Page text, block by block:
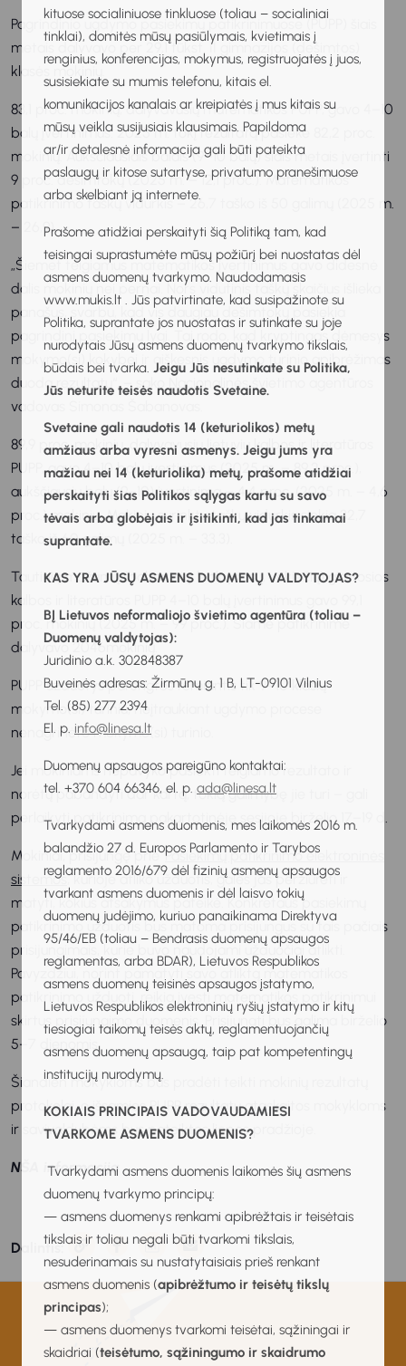
kituose socialiniuose tinkluose (toliau – socialiniai
tinklai), domitės mūsų pasiūlymais, kvietimais į
renginius, konferencijas, mokymus, registruojatės į juos,
susisiekiate su mumis telefonu, kitais el.
komunikacijos kanalais ar kreipiatės į mus kitais su
mūsų veikla susijusiais klausimais. Papildoma
ar/ir detalesnė informacija gali būti pateikta
paslaugų ir kitose sutartyse, privatumo pranešimuose
arba skelbiant ją internete.
Prašome atidžiai perskaityti šią Politiką tam, kad
teisingai suprastumėte mūsų požiūrį bei nuostatas dėl
asmens duomenų tvarkymo. Naudodamasis
www.mukis.lt . Jūs patvirtinate, kad susipažinote su
Politika, suprantate jos nuostatas ir sutinkate su joje
nurodytais Jūsų asmens duomenų tvarkymo tikslais,
būdais bei tvarka. Jeigu Jūs nesutinkate su Politika,
Jūs neturite teisės naudotis Svetaine.
Svetaine gali naudotis 14 (keturiolikos) metų
amžiaus arba vyresni asmenys. Jeigu jums yra
mažiau nei 14 (keturiolika) metų, prašome atidžiai
perskaityti šias Politikos sąlygas kartu su savo
tėvais arba globėjais ir įsitikinti, kad jas tinkamai
suprantate.
KAS YRA JŪSŲ ASMENS DUOMENŲ VALDYTOJAS?
BĮ Lietuvos neformaliojo švietimo agentūra (toliau –
Duomenų valdytojas):
Juridinio a.k. 302848387
Buveinės adresas: Žirmūnų g. 1 B, LT-09101 Vilnius
Tel. (85) 277 2394
El. p. info@linesa.lt
Duomenų apsaugos pareigūno kontaktai:
tel. +370 604 66346, el. p. ada@linesa.lt
Tvarkydami asmens duomenis, mes laikomės 2016 m.
balandžio 27 d. Europos Parlamento ir Tarybos
reglamento 2016/679 dėl fizinių asmenų apsaugos
tvarkant asmens duomenis ir dėl laisvo tokių
duomenų judėjimo, kuriuo panaikinama Direktyva
95/46/EB (toliau – Bendrasis duomenų apsaugos
reglamentas, arba BDAR), Lietuvos Respublikos
asmens duomenų teisinės apsaugos įstatymo,
Lietuvos Respublikos elektroninių ryšių įstatymo ir kitų
tiesiogiai taikomų teisės aktų, reglamentuojančių
asmens duomenų apsaugą, taip pat kompetentingų
institucijų nurodymų.
KOKIAIS PRINCIPAIS VADOVAUDAMIESI
TVARKOME ASMENS DUOMENIS?
Tvarkydami asmens duomenis laikomės šių asmens
duomenų tvarkymo principų:
— asmens duomenys renkami apibrėžtais ir teisėtais
tikslais ir toliau negali būti tvarkomi tikslais,
nesuderinamais su nustatytaisiais prieš renkant
asmens duomenis (apibrėžtumo ir teisėtų tikslų
principas);
— asmens duomenys tvarkomi teisėtai, sąžiningai ir
skaidriai (teisėtumo, sąžiningumo ir skaidrumo
Pagrindinio ugdymo pasiekimų patikrinimuose (PUPP) šiais
metais dalyvavo per 29,1 tūkst. II gimnazijos (dešimtos)
klasės mokinių.
83,1 proc. mokinių, dalyvavusių matematikos PUPP, gavo 4–10
balų įvertinimus. 2025 m. tokį rezultatą pasiekė 82,2 proc.
mokinių. Aukščiausiais balais (9–10 balų) šiais metais įvertinti
9 proc. dešimtokų (2025 m. – 12,1 proc.). Matematikos
patikrinimo taškų vidurkis – 26,7 taško iš 50 galimų (2025 m.
– 26,9).
„Šiemet teigiamus matematikos įvertinimus gavo didesnė
dalis mokinių nei pernai. Nors vidutinis taškų skaičius išlieka
panašus, svarbu, kad vis daugiau dešimtokų pasiekia
pagrindinį pasiekimų lygį. Tai rodo, kad kryptingas dėmesys
mokymo(si) kokybei ir aiškesnis ugdymo turinio apibrėžimas
duoda rezultatų“, – sako Nacionalinės švietimo agentūros
vadovas Simonas Šabanovas.
89,9 proc. mokinių, dalyvavusių lietuvių kalbos ir literatūros
PUPP, gavo 4–10 balų įvertinimus (2025 m. – 89,2 proc.),
aukščiausių balų (9–10) įvertinimą – 4,4 proc. (2025 m. – 4,6
proc.) mokinių. Mokinių surinktų taškų vidurkis siekia 32,7
taško iš 60 galimų (2025 m. – 33,3).
Tautinių mažumų (baltarusių, lenkų, rusų, vokiečių) gimtosios
kalbos ir literatūros PUPP 4–10 balų įvertinimus gavo 99,1
proc. mokinių (2025 m. – 99 proc.). Šiame patikrinime
dalyvavo 2046mokinių.
PUPP užduotys parengtos remiantis tik 9–10 klasių
mokymo(si) turiniu, neįtraukiant ugdymo procese
nenagrinėto mokymo(si) turinio.
Jei mokiniams nepavyko pasiekti teigiamo rezultato ir
norėtų pabandyti dar kartą, tokią galimybę jie turi – gali
perlaikyti patikrinimą pakartotinėje sesijoje birželio 17–19 d.
Mokiniai, prisijungę priePasiekimų patikrinimo elektroninės
sistemos, kurioje atliko užduotis, galės jas peržiūrėti ir
matyti, kokius atsakymus pateikė. Konkretaus pasiekimų
patikrinimo užduotis bus matoma prisijungus su tais pačiais
prisijungimais, kurie buvo naudojami užduočiai atlikti.
Pavyzdžiui, norint pamatyti savo atliktą matematikos
patikrinimo užduotį, reikia įvesti matematikos patikrinimui
skirtus prisijungimo duomenis. Prisijungti bus galima birželio
5–7 dienomis.
Šiandien mokykloms bus pradėti teikti mokinių rezultatų
protokolai, o išsamios PUPP rezultatų ataskaitos mokykloms
ir savivaldybėms bus pateiktos liepos pradžioje.
NŠA informacija
Dalintis: